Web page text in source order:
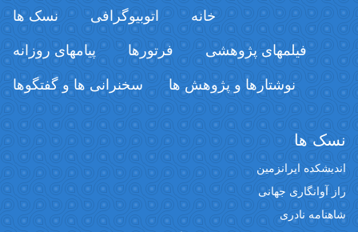
خانه اتوبیوگرافی نسک ها
فیلمهای پژوهشی فرتورها پیامهای روزانه
نوشتارها و پژوهش ها سخنرانی ها و گفتگوها
ها
ایرانزمین
جهانی
نادری